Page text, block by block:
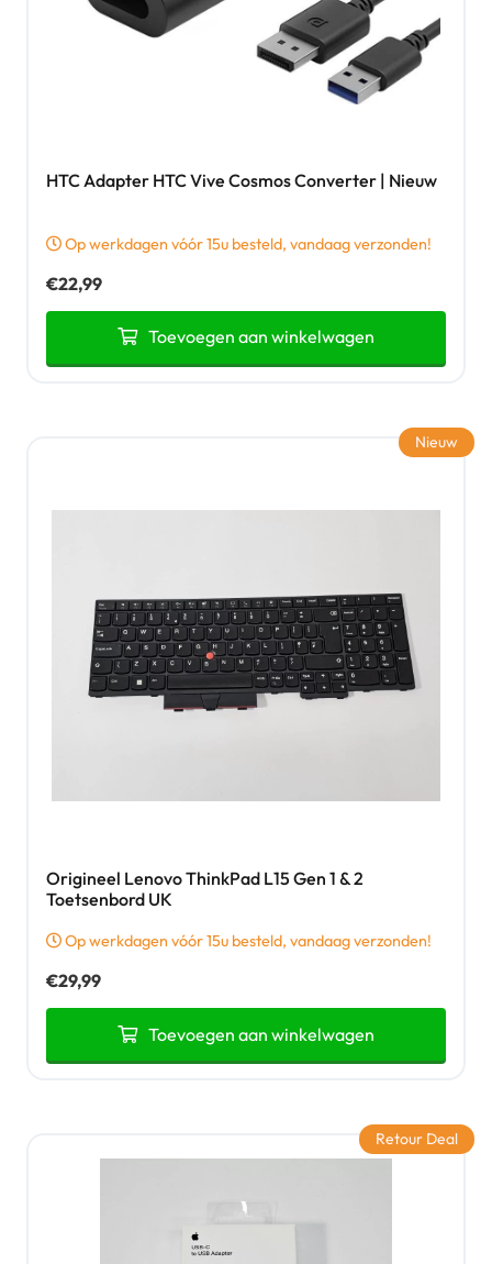
HTC Adapter HTC Vive Cosmos Converter | Nieuw
Op werkdagen vóór 15u besteld, vandaag verzonden!
€22,99
Toevoegen aan winkelwagen
Origineel Lenovo ThinkPad L15 Gen 1 & 2
Toetsenbord UK
Op werkdagen vóór 15u besteld, vandaag verzonden!
€29,99
Toevoegen aan winkelwagen
Nieuw
Retour Deal